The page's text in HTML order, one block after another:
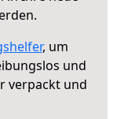
, um
und
verpackt und